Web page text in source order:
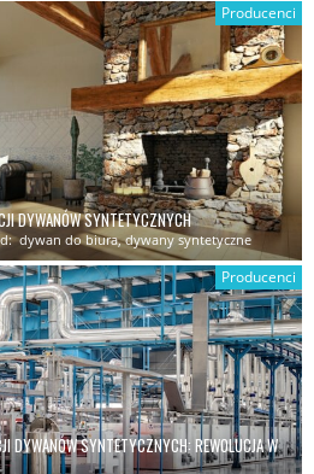
Producenci
DYWANÓW SYNTETYCZNYCH
dywan do biura,dywany syntetyczne
Producenci
DYWANÓW SYNTETYCZNYCH: REWOLUCJA W